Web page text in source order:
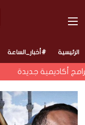
القائمة
الرئيسية #أخبار_الساعة
أكاديمية جديدة